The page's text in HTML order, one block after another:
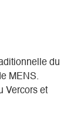
du
MENS.
Vercors et